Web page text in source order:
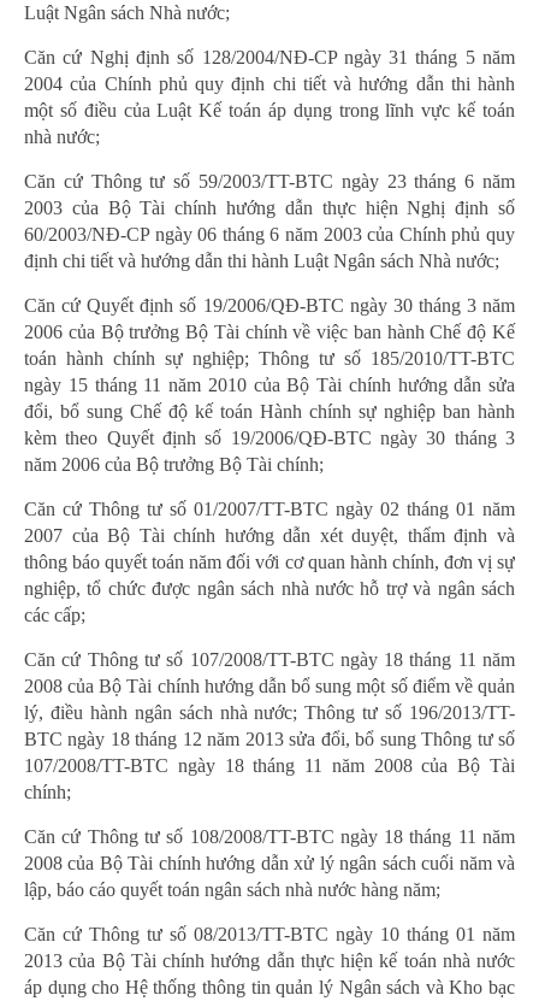
Luật Ngân sách Nhà nước;
Căn cứ Nghị định số 128/2004/NĐ-CP ngày 31 tháng 5 năm
2004 của Chính phủ quy định chi tiết và hướng dẫn thi hành
một số điều của Luật Kế toán áp dụng trong lĩnh vực kế toán
nhà nước;
Căn cứ Thông tư số 59/2003/TT-BTC ngày 23 tháng 6 năm
2003 của Bộ Tài chính hướng dẫn thực hiện Nghị định số
60/2003/NĐ-CP ngày 06 tháng 6 năm 2003 của Chính phủ quy
định chi tiết và hướng dẫn thi hành Luật Ngân sách Nhà nước;
Căn cứ Quyết định số 19/2006/QĐ-BTC ngày 30 tháng 3 năm
2006 của Bộ trưởng Bộ Tài chính về việc ban hành Chế độ Kế
toán hành chính sự nghiệp; Thông tư số 185/2010/TT-BTC
ngày 15 tháng 11 năm 2010 của Bộ Tài chính hướng dẫn sửa
đổi, bổ sung Chế độ kế toán Hành chính sự nghiệp ban hành
kèm theo Quyết định số 19/2006/QĐ-BTC ngày 30 tháng 3
năm 2006 của Bộ trưởng Bộ Tài chính;
Căn cứ Thông tư số 01/2007/TT-BTC ngày 02 tháng 01 năm
2007 của Bộ Tài chính hướng dẫn xét duyệt, thẩm định và
thông báo quyết toán năm đối với cơ quan hành chính, đơn vị sự
nghiệp, tổ chức được ngân sách nhà nước hỗ trợ và ngân sách
các cấp;
Căn cứ Thông tư số 107/2008/TT-BTC ngày 18 tháng 11 năm
2008 của Bộ Tài chính hướng dẫn bổ sung một số điểm về quản
lý, điều hành ngân sách nhà nước; Thông tư số 196/2013/TT-
BTC ngày 18 tháng 12 năm 2013 sửa đổi, bổ sung Thông tư số
107/2008/TT-BTC ngày 18 tháng 11 năm 2008 của Bộ Tài
chính;
Căn cứ Thông tư số 108/2008/TT-BTC ngày 18 tháng 11 năm
2008 của Bộ Tài chính hướng dẫn xử lý ngân sách cuối năm và
lập, báo cáo quyết toán ngân sách nhà nước hàng năm;
Căn cứ Thông tư số 08/2013/TT-BTC ngày 10 tháng 01 năm
2013 của Bộ Tài chính hướng dẫn thực hiện kế toán nhà nước
áp dụng cho Hệ thống thông tin quản lý Ngân sách và Kho bạc